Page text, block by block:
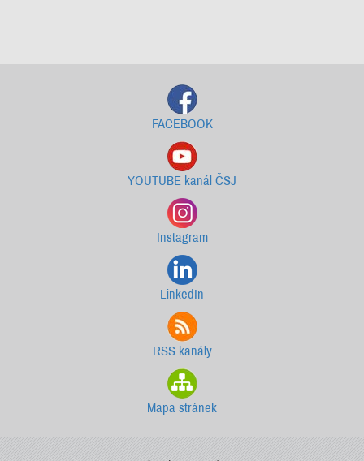
FACEBOOK
YOUTUBE kanál ČSJ
Instagram
LinkedIn
RSS kanály
Mapa stránek